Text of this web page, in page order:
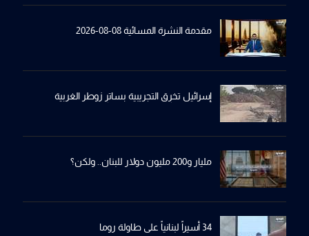
مقدمة النشرة المسائية 08-08-2026
إسرائيل تخرِق التجريبية بساترِ زوطر الغربية
مليار و200 مليون دولار للبنان.. ولكن؟
34 أسيراً لبنانياً على طاولة روما